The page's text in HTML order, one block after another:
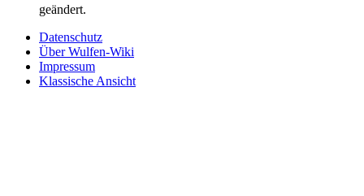
geändert.
Datenschutz
Über Wulfen-Wiki
Impressum
Klassische Ansicht